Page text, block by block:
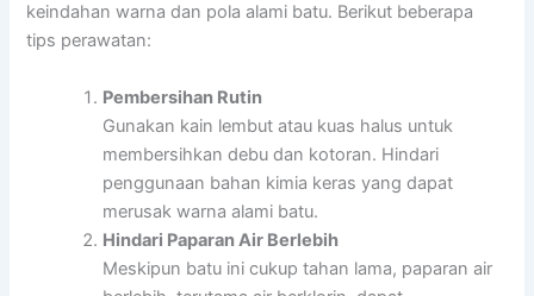
keindahan warna dan pola alami batu. Berikut beberapa
tips perawatan:
Pembersihan Rutin
Gunakan kain lembut atau kuas halus untuk
membersihkan debu dan kotoran. Hindari
penggunaan bahan kimia keras yang dapat
merusak warna alami batu.
Hindari Paparan Air Berlebih
Meskipun batu ini cukup tahan lama, paparan air